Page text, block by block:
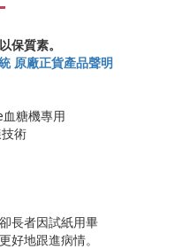
保質素。
原廠正貨產品聲明
糖機專用
術
長者因試紙用畢
好地跟進病情。